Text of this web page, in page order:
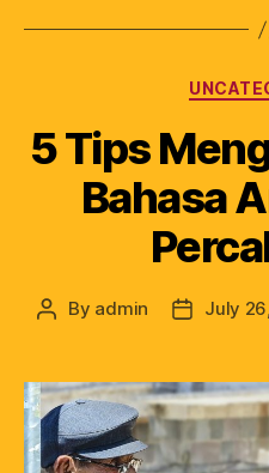
5 Tips
Bahasa
By admin July